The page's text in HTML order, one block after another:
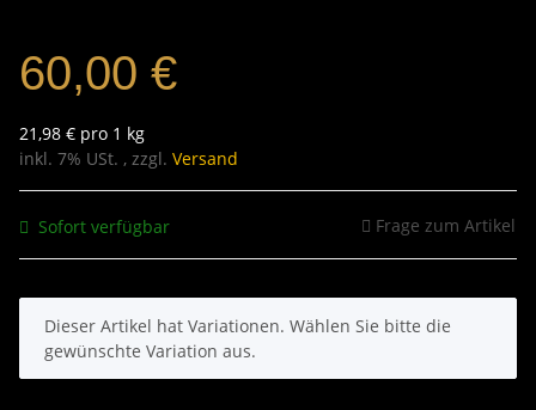
60,00 €
21,98 € pro 1 kg
inkl. 7% USt. , zzgl. Versand
Sofort verfügbar Frage zum Artikel
x
Dieser Artikel hat Variationen. Wählen Sie bitte die
gewünschte Variation aus.